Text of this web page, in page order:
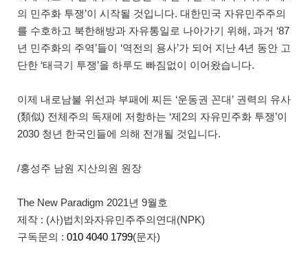
의 민주화 투쟁’이 시작될 것입니다. 대한민국 자유민주주의
를 수호하고 북한해방과 자유통일로 나아가기 위해, 과거 ‘87
년 민주화의 주역’들이 ‘역전의 용사’가 되어 지난 4년 동안 고
단한 ‘태극기 투쟁’을 하루도 빠짐없이 이어왔습니다.
이제 내로남불 위선과 부패에 찌든 ‘운동권 꼰대’ 권력의 유사
(類似) 전체주의 독재에 저항하는 ‘제2의 자유민주화 투쟁’이
2030 청년 한국인들에 의해 전개될 것입니다.
/홍성주 남원 지산의원 원장
The New Paradigm 2021년 9월호
제작 : (사)법치와자유민주주의연대(NPK)
구독문의 : 010 4040 1799(문자)